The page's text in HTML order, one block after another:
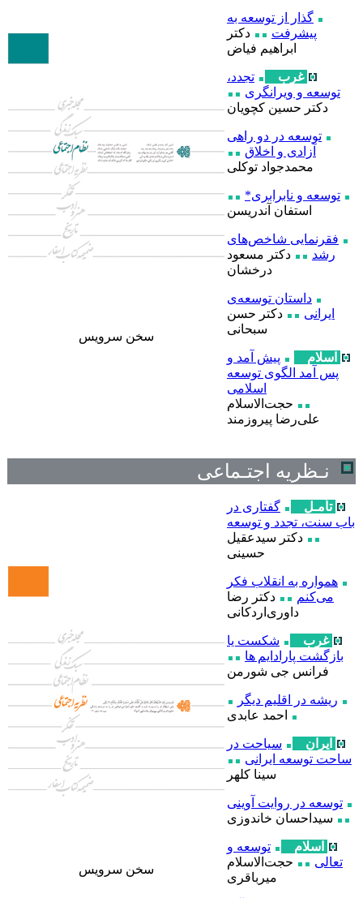
گذار از توسعه به
پیشرفت
دکتر
ابراهیم فیاض
غرب
تجدد،
توسعه و ویرانگری
دکتر حسین کچویان
توسعه در دو راهی
آزادی و اخلاق
محمدجواد توکلی
توسعه و نابرابری*
استفان آندریسن
فقرنمایی شاخص‌های
رشد
دکتر مسعود
درخشان
داستان توسعه‌ی
ایرانی
دکتر حسن
سبحانی
اسلام
پیش آمد و
پس آمد الگوی توسعه
اسلامی
حجت‌الاسلام
علی‌رضا پیروزمند
سخن سرويس
نـظریه اجتـماعی
تأمـل
گفتاری در
باب سنت، تجدد و توسعه
دکتر سیدعقیل
حسینی
همواره به انقلاب فکر
می‌کنم
دکتر رضا
داوری‌اردکانی
غرب
شکست یا
بازگشت پارادایم ها
فرانس جی شورمن
ریشه در اقلیم دیگر
احمد عابدی
ایران
سیاحت در
ساحت توسعه ایرانی
سینا کلهر
توسعه در روایت آوینی
سیداحسان خاندوزی
اسلام
توسعه و
تعالی
حجت‌الاسلام
میرباقری
سخن سرويس